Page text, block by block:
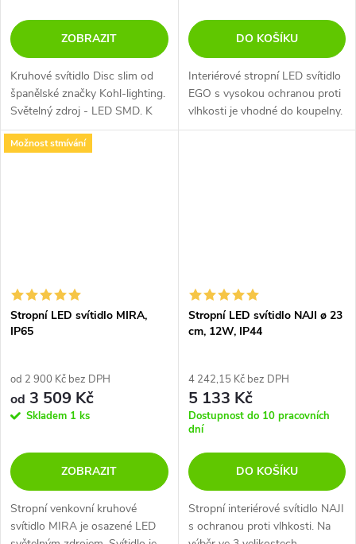
ZOBRAZIT
Kruhové svítidlo Disc slim od
španělské značky Kohl-lighting.
Světelný zdroj - LED SMD. K
dispozici ve 2 barevných
variantách v černé a bílé barvě a
DO KOŠÍKU
Interiérové stropní LED svítidlo
EGO s vysokou ochranou proti
vlhkosti je vhodné do koupelny.
Na výběr ze 3 velikostí.
Možnost stmívání
Stropní LED svítidlo MIRA,
IP65
od 2 900 Kč bez DPH
od 3 509 Kč
Skladem 1 ks
ZOBRAZIT
Stropní venkovní kruhové
svítidlo MIRA je osazené LED
Stropní LED svítidlo NAJI ø 23
cm, 12W, IP44
4 242,15 Kč bez DPH
5 133 Kč
Dostupnost do 10 pracovních
dní
DO KOŠÍKU
Stropní interiérové svítidlo NAJI
s ochranou proti vlhkosti. Na